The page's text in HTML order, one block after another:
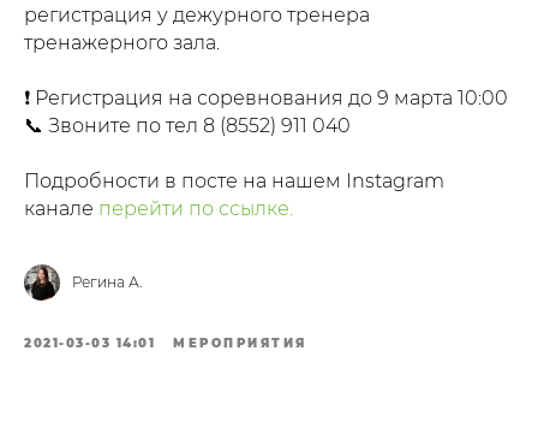
регистрация у дежурного тренера
тренажерного зала.
❗ Регистрация на соревнования до 9 марта 10:00
📞 Звоните по тел 8 (8552) 911 040
Подробности в посте на нашем Instagram
канале перейти по ссылке.
Регина А.
2021-03-03 14:01 МЕРОПРИЯТИЯ